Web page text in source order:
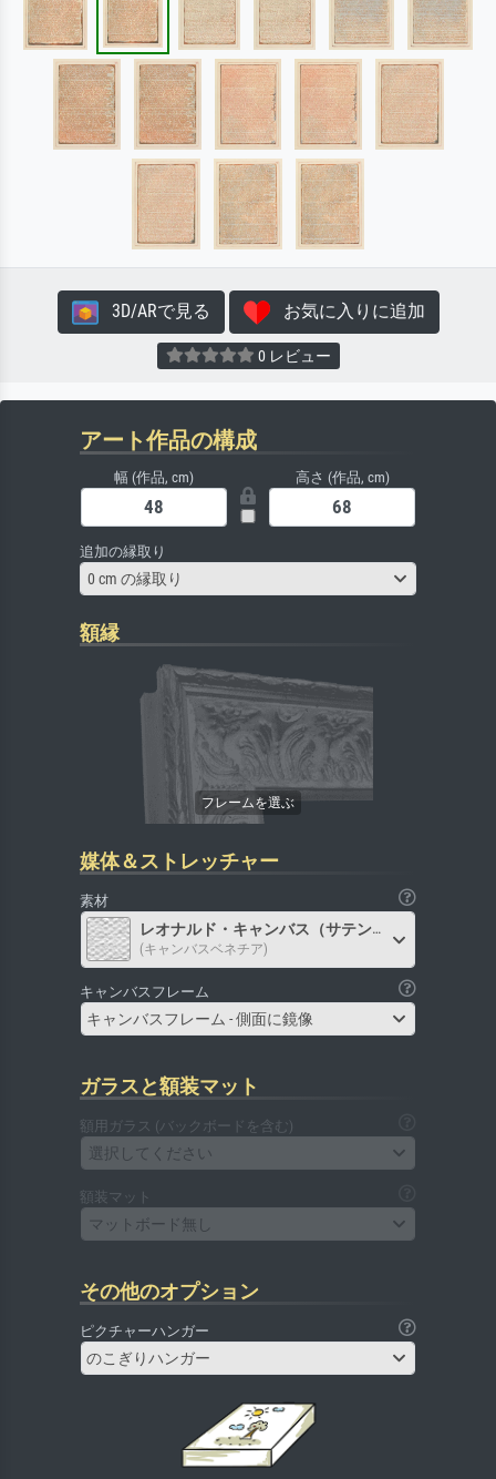
3D/ARで見る お気に入りに追加
0 レビュー
アート作品の構成
幅 (作品, cm) 高さ (作品, cm)
追加の縁取り
0 cm の縁取り
額縁
媒体＆ストレッチャー
素材
レオナルド・キャンバス（サテン）
(キャンバスベネチア)
キャンバスフレーム
キャンバスフレーム - 側面に鏡像
ガラスと額装マット
額用ガラス (バックボードを含む)
選択してください
額装マット
マットボード無し
その他のオプション
ピクチャーハンガー
のこぎりハンガー